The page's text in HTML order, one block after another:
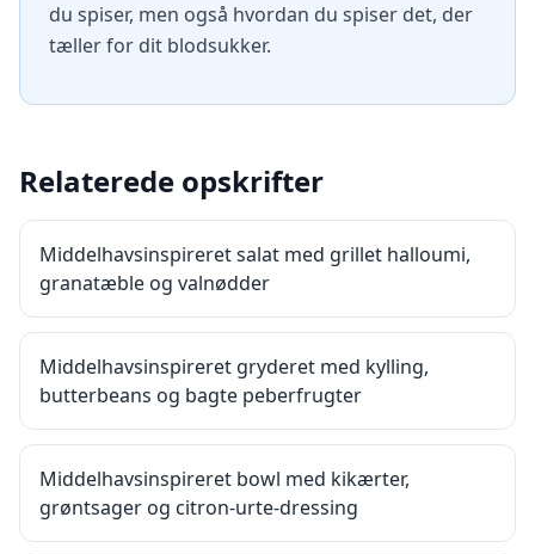
du spiser, men også hvordan du spiser det, der
tæller for dit blodsukker.
Relaterede opskrifter
Middelhavsinspireret salat med grillet halloumi,
granatæble og valnødder
Middelhavsinspireret gryderet med kylling,
butterbeans og bagte peberfrugter
Middelhavsinspireret bowl med kikærter,
grøntsager og citron-urte-dressing